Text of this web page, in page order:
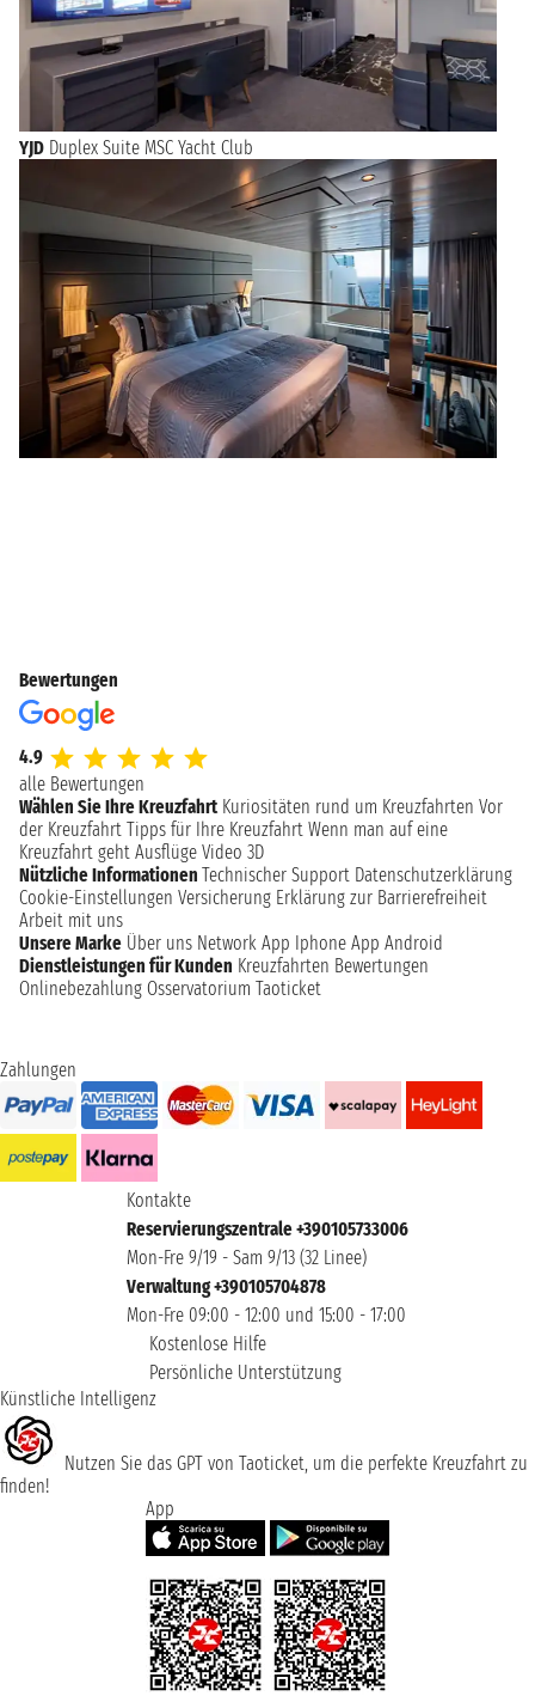
YJD Duplex Suite MSC Yacht Club
Bewertungen
4.9
alle Bewertungen
Wählen Sie Ihre Kreuzfahrt Kuriositäten rund um Kreuzfahrten Vor
der Kreuzfahrt Tipps für Ihre Kreuzfahrt Wenn man auf eine
Kreuzfahrt geht Ausflüge Video 3D
Nützliche Informationen Technischer Support Datenschutzerklärung
Cookie-Einstellungen Versicherung Erklärung zur Barrierefreiheit
Arbeit mit uns
Unsere Marke Über uns Network App Iphone App Android
Dienstleistungen für Kunden Kreuzfahrten Bewertungen
Onlinebezahlung Osservatorium Taoticket
Zahlungen
Kontakte
Reservierungszentrale +390105733006
Mon-Fre 9/19 - Sam 9/13 (32 Linee)
Verwaltung +390105704878
Mon-Fre 09:00 - 12:00 und 15:00 - 17:00
Kostenlose Hilfe
Persönliche Unterstützung
Künstliche Intelligenz
Nutzen Sie das GPT von Taoticket, um die perfekte Kreuzfahrt zu
finden!
App